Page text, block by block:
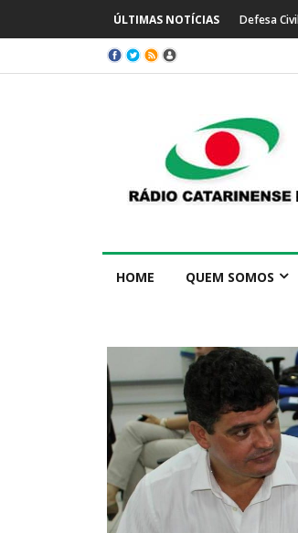
ÚLTIMAS NOTÍCIAS
temporais e queda de temperatura em SC
HOME QUEM SOMOS